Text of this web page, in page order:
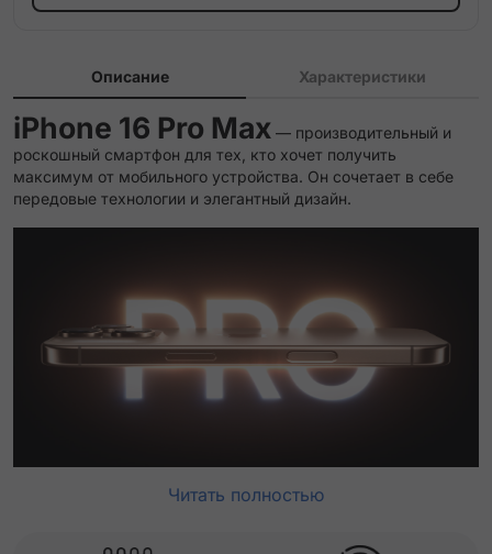
Описание Характеристики
iPhone 16 Pro Max — производительный и
роскошный смартфон для тех, кто хочет получить
максимум от мобильного устройства. Он сочетает в себе
передовые технологии и элегантный дизайн.
Читать полностью